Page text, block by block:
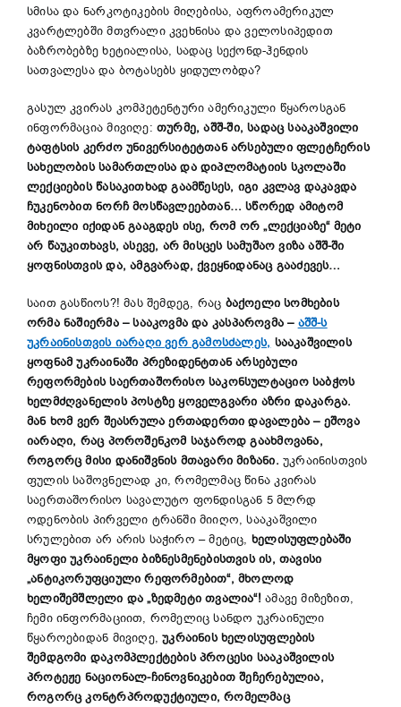
სმისა და ნარკოტიკების მიღებისა, აფროამერიკულ
კვარტლებში მთვრალი კვეხნისა და ველოსიპედით
ბაზრობებზე ხეტიალისა, სადაც სექონდ-ჰენდის
სათვალესა და ბოტასებს ყიდულობდა?
გასულ კვირას კომპეტენტური ამერიკული წყაროსგან
ინფორმაცია მივიღე: თურმე, აშშ-ში, სადაც სააკაშვილი
ტაფტსის კერძო უნივერსიტეტთან არსებული ფლეტჩერის
სახელობის სამართლისა და დიპლომატიის სკოლაში
ლექციების წასაკითხად გაამწესეს, იგი კვლავ დაკავდა
ჩუკენობით ნორჩ მოსწავლეებთან… სწორედ ამიტომ
მიხეილი იქიდან გააგდეს ისე, რომ ორ „ლექციაზე“ მეტი
არ წაუკითხავს, ასევე, არ მისცეს სამუშაო ვიზა აშშ-ში
ყოფნისთვის და, ამგვარად, ქვეყნიდანაც გააძევეს…
საით გასწიოს?! მას შემდეგ, რაც ბაქოელი სომხების
ორმა ნაშიერმა – სააკოვმა და კასპაროვმა – აშშ-ს
უკრაინისთვის იარაღი ვერ გამოსძალეს, სააკაშვილის
ყოფნამ უკრაინაში პრეზიდენტთან არსებული
რეფორმების საერთაშორისო საკონსულტაციო საბჭოს
ხელმძღვანელის პოსტზე ყოველგვარი აზრი დაკარგა.
მან ხომ ვერ შეასრულა ერთადერთი დავალება – ეშოვა
იარაღი, რაც პოროშენკომ საჯაროდ გაახმოვანა,
როგორც მისი დანიშვნის მთავარი მიზანი. უკრაინისთვის
ფულის საშოვნელად კი, რომელმაც წინა კვირას
საერთაშორისო სავალუტო ფონდისგან 5 მლრდ
ოდენობის პირველი ტრანში მიიღო, სააკაშვილი
სრულებით არ არის საჭირო – მეტიც, ხელისუფლებაში
მყოფი უკრაინელი ბიზნესმენებისთვის ის, თავისი
„ანტიკორუფციული რეფორმებით“, მხოლოდ
ხელიშემშლელი და „ზედმეტი თვალია“!ამავე მიზეზით,
ჩემი ინფორმაციით, რომელიც სანდო უკრაინული
წყაროებიდან მივიღე,უკრაინის ხელისუფლების
შემდგომი დაკომპლექტების პროცესი სააკაშვილის
პროტეჟე ნაციონალ-ჩინოვნიკებით შეჩერებულია,
როგორც კონტრპროდუქტიული, რომელმაც